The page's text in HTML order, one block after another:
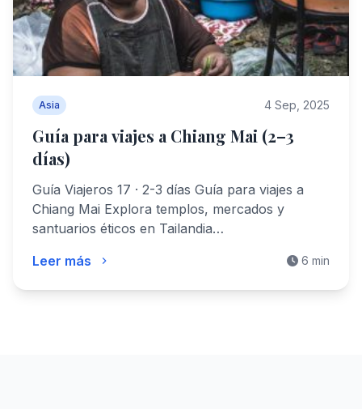
Asia 4 Sep, 2025
Guía para viajes a Chiang Mai (2–3
días)
Guía Viajeros 17 · 2-3 días Guía para viajes a
Chiang Mai Explora templos, mercados y
santuarios éticos en Tailandia…
Leer más
6 min